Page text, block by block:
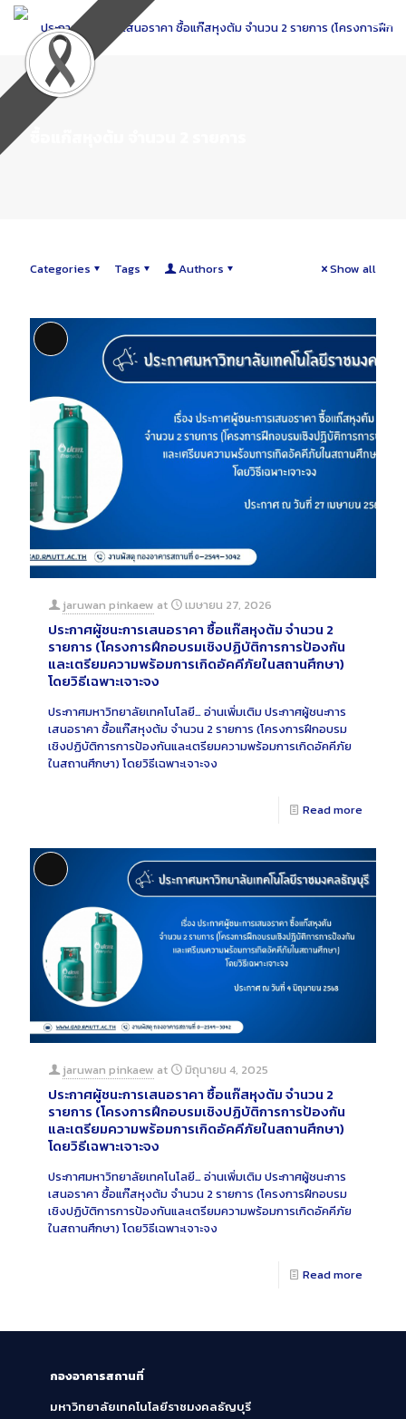
Skip
Content
Categories Tags Authors Show all
Long Description
jaruwan pinkaew at เมษายน 27, 2026
ประกาศผู้ชนะการเสนอราคา ซื้อแก๊สหุงต้ม จำนวน 2
รายการ (โครงการฝึกอบรมเชิงปฏิบัติการการป้องกัน
และเตรียมความพร้อมการเกิดอัคคีภัยในสถานศึกษา)
โดยวิธีเฉพาะเจาะจง
ประกาศมหาวิทยาลัยเทคโนโลยี…อ่านเพิ่มเติมประกาศผู้ชนะการ
เสนอราคา ซื้อแก๊สหุงต้ม จำนวน 2 รายการ (โครงการฝึกอบรม
เชิงปฏิบัติการการป้องกันและเตรียมความพร้อมการเกิดอัคคีภัย
ในสถานศึกษา) โดยวิธีเฉพาะเจาะจง
Read more
Long Description
jaruwan pinkaew at มิถุนายน 4, 2025
ประกาศผู้ชนะการเสนอราคา ซื้อแก๊สหุงต้ม จำนวน 2
รายการ (โครงการฝึกอบรมเชิงปฏิบัติการการป้องกัน
และเตรียมความพร้อมการเกิดอัคคีภัยในสถานศึกษา)
โดยวิธีเฉพาะเจาะจง
ประกาศมหาวิทยาลัยเทคโนโลยี…อ่านเพิ่มเติมประกาศผู้ชนะการ
เสนอราคา ซื้อแก๊สหุงต้ม จำนวน 2 รายการ (โครงการฝึกอบรม
เชิงปฏิบัติการการป้องกันและเตรียมความพร้อมการเกิดอัคคีภัย
ในสถานศึกษา) โดยวิธีเฉพาะเจาะจง
Read more
กองอาคารสถานที่
มหาวิทยาลัยเทคโนโลยีราชมงคลธัญบุรี